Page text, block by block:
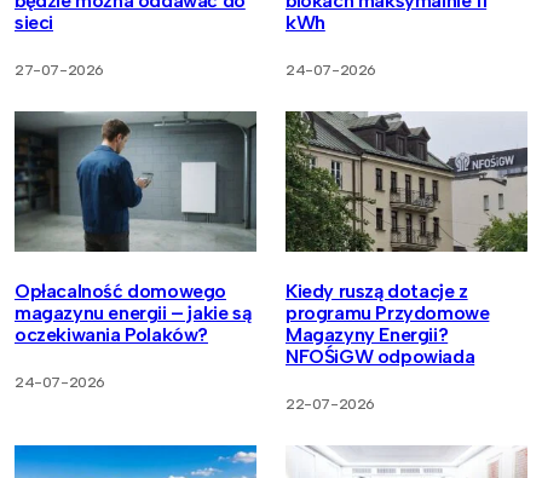
sieci
27-07-2026
kWh
24-07-2026
Opłacalność domowego
magazynu energii – jakie są
oczekiwania Polaków?
24-07-2026
Kiedy ruszą dotacje z
programu Przydomowe
Magazyny Energii?
NFOŚiGW odpowiada
22-07-2026